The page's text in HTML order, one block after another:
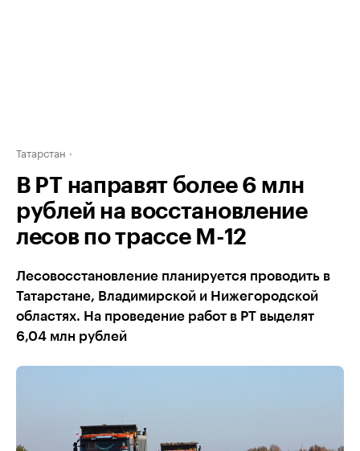
Татарстан
В РТ направят более 6 млн
рублей на восстановление
лесов по трассе М-12
Лесовосстановление планируется проводить в
Татарстане, Владимирской и Нижегородской
областях. На проведение работ в РТ выделят
6,04 млн рублей